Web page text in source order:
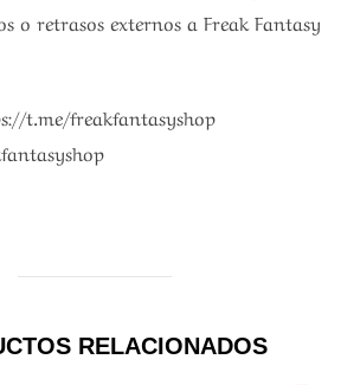
o retrasos externos a Freak Fantasy
t.me/freakfantasyshop
RELACIONADOS